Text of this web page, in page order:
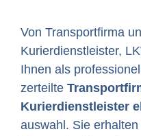
Von Transportfirma
Kurierdienstleister,
Ihnen als
zerteilte
Kurierdienstleister
auswahl. Sie